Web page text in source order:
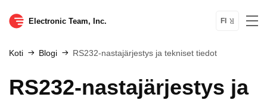
Electronic Team, Inc. FI
Koti Blogi RS232-nastajärjestys ja tekniset tiedot
RS232-nastajärjestys ja